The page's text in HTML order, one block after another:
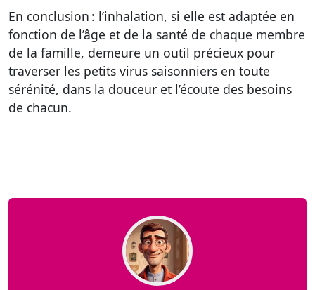
En conclusion : l’inhalation, si elle est adaptée en
fonction de l’âge et de la santé de chaque membre
de la famille, demeure un outil précieux pour
traverser les petits virus saisonniers en toute
sérénité, dans la douceur et l’écoute des besoins
de chacun.